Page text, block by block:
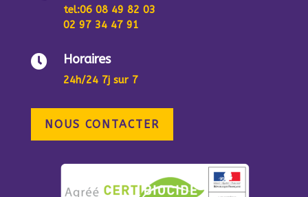
tel:06 08 49 82 03
02 97 34 47 91
 Horaires
24h/24 7j sur 7
NOUS CONTACTER